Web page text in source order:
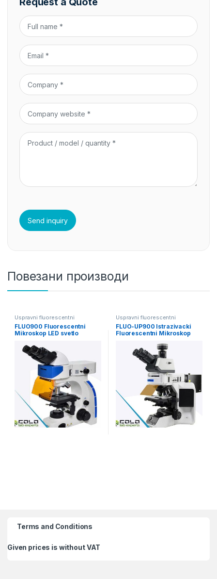
Повезани производи
Uspravni fluorescentni
mikroskopi
FLUO900 Fluorescentni
Mikroskop LED svetlo
Uspravni fluorescentni
mikroskopi
FLUO-UP900 Istrazivacki
Fluorescentni Mikroskop
Terms and Conditions
Given prices is without VAT